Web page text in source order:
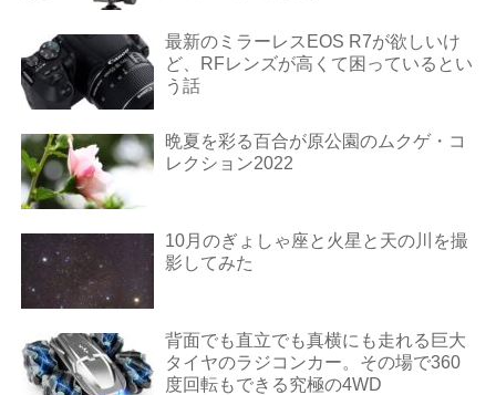
最新のミラーレスEOS R7が欲しいけ
ど、RFレンズが高くて困っているとい
う話
晩夏を彩る百合が原公園のムクゲ・コ
レクション2022
10月のぎょしゃ座と火星と天の川を撮
影してみた
背面でも直立でも真横にも走れる巨大
タイヤのラジコンカー。その場で360
度回転もできる究極の4WD